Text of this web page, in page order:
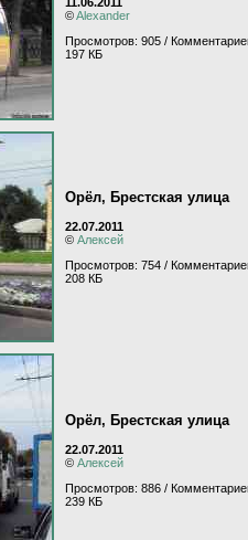
©Alexander
Просмотров: 905 /
197 КБ
Орёл, Брестская улица
22.07.2011
© Алексей
Просмотров: 754 /
208 КБ
Орёл, Брестская улица
22.07.2011
© Алексей
Просмотров: 886 /
239 КБ